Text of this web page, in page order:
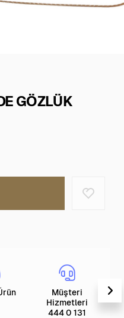
GÖZLÜK
Müşteri
Hizmetleri
444 0 131